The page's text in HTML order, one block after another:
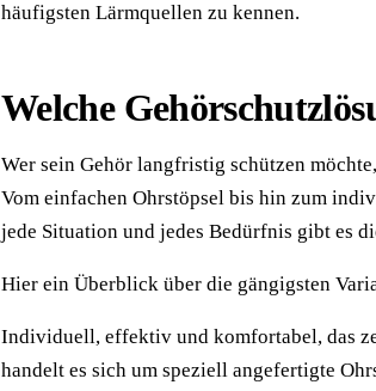
häufigsten Lärmquellen zu kennen.
Welche
Wer sein Gehör langfristig schützen
Vom einfachen Ohrstöpsel bis hin zum
jede Situation und jedes Bedürfnis gibt es
Hier ein Überblick über die gängigsten
Individuell, effektiv und komfortabel, das
handelt es sich um speziell angefertigte